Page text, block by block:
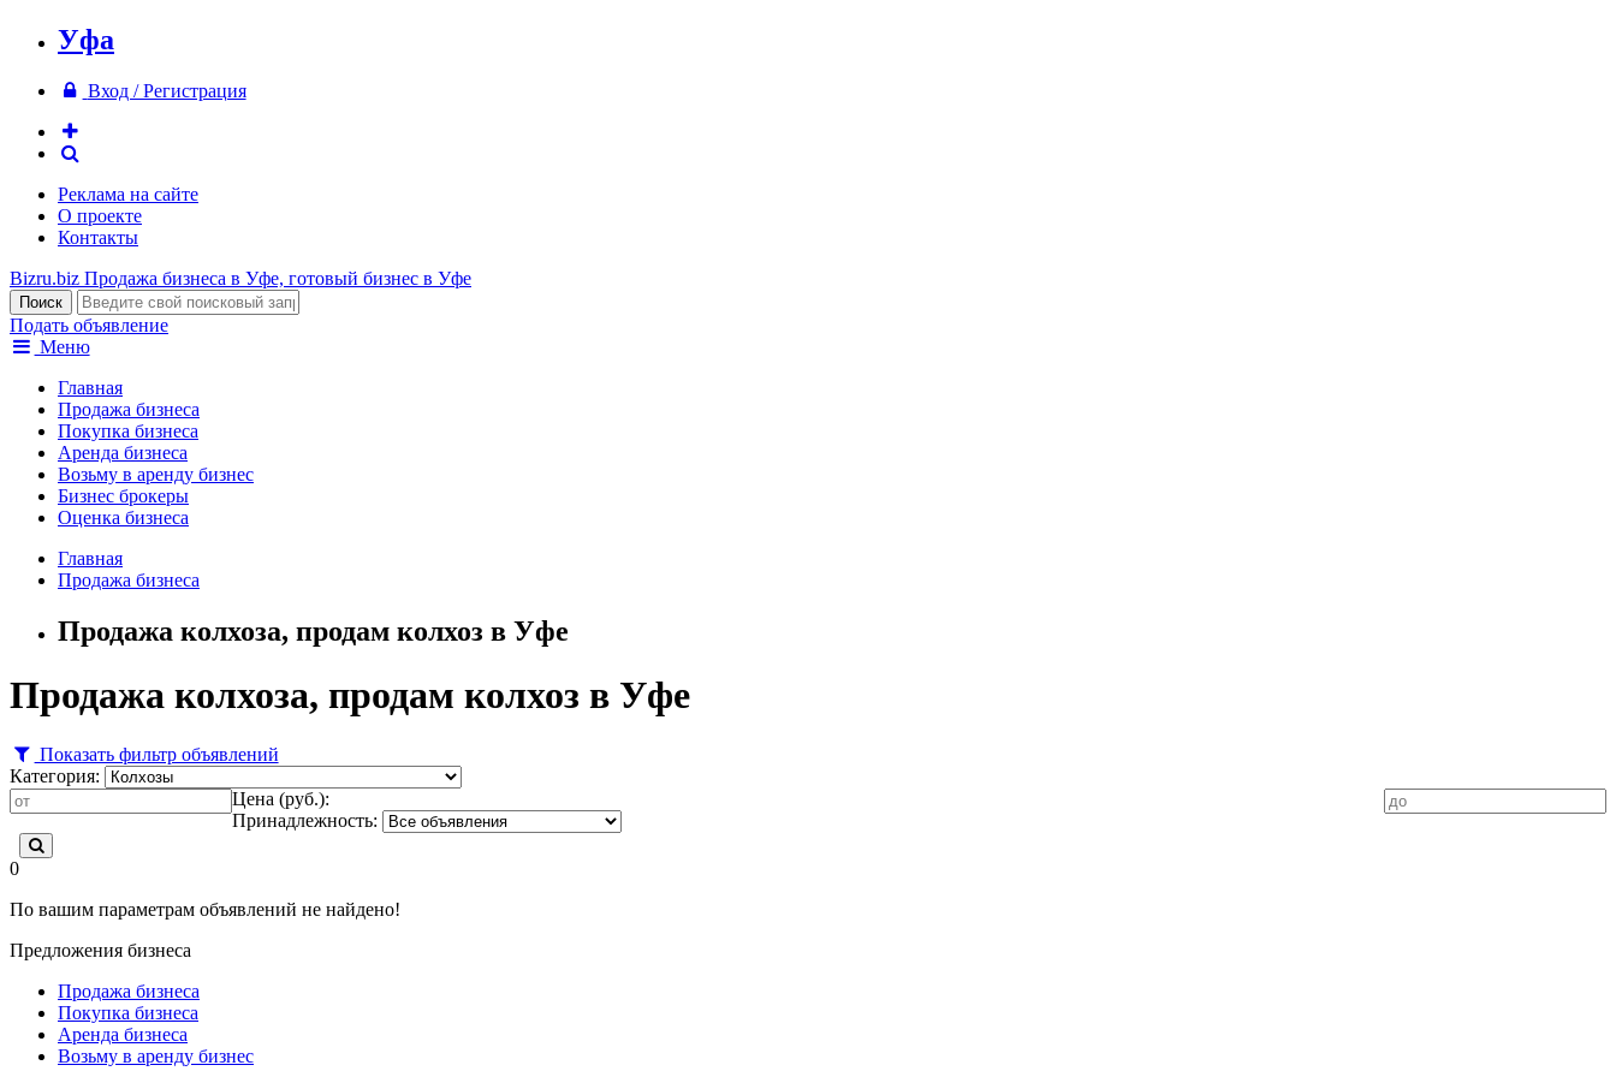
Уфа
Вход / Регистрация
Реклама на сайте
О проекте
Контакты
Bizru.biz Продажа бизнеса в Уфе, готовый бизнес в Уфе
Подать объявление
Меню
Главная
Продажа бизнеса
Покупка бизнеса
Аренда бизнеса
Возьму в аренду бизнес
Бизнес брокеры
Оценка бизнеса
Главная
Продажа бизнеса
Продажа колхоза, продам колхоз в Уфе
Продажа колхоза, продам колхоз в Уфе
Показать фильтр объявлений
Категория:
Цена (руб.):
Принадлежность:
0
По вашим параметрам объявлений не найдено!
Предложения бизнеса
Продажа бизнеса
Покупка бизнеса
Аренда бизнеса
Возьму в аренду бизнес